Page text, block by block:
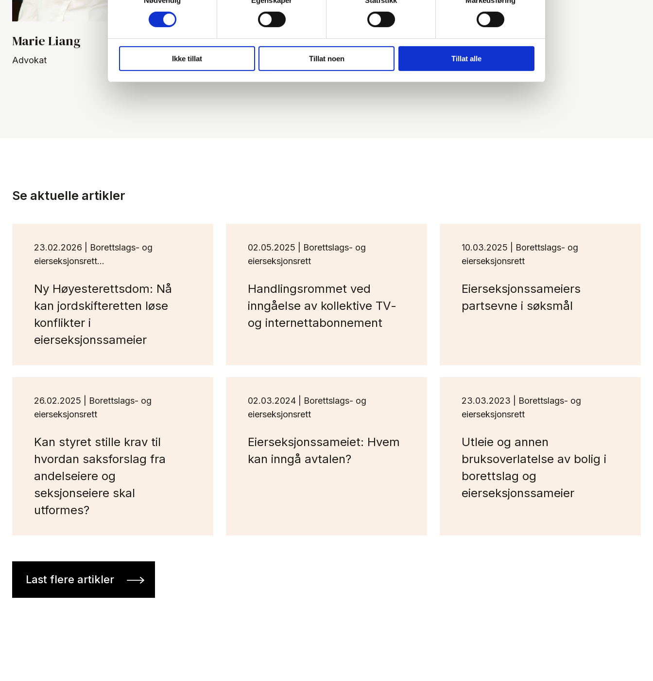
Ikke tillat Tillat noen Tillat alle
Marie Liang
Advokat
Se aktuelle artikler
23.02.2026 | Borettslags- og
eierseksjonsrett...
Ny Høyesterettsdom: Nå
kan jordskifteretten løse
konflikter i
eierseksjonssameier
02.05.2025 | Borettslags- og
eierseksjonsrett
Handlingsrommet ved
inngåelse av kollektive TV-
og internettabonnement
10.03.2025 | Borettslags- og
eierseksjonsrett
Eierseksjonssameiers
partsevne i søksmål
26.02.2025 | Borettslags- og
eierseksjonsrett
Kan styret stille krav til
hvordan saksforslag fra
andelseiere og
seksjonseiere skal
utformes?
02.03.2024 | Borettslags- og
eierseksjonsrett
Eierseksjonssameiet: Hvem
kan inngå avtalen?
23.03.2023 | Borettslags- og
eierseksjonsrett
Utleie og annen
bruksoverlatelse av bolig i
borettslag og
eierseksjonssameier
Last flere artikler